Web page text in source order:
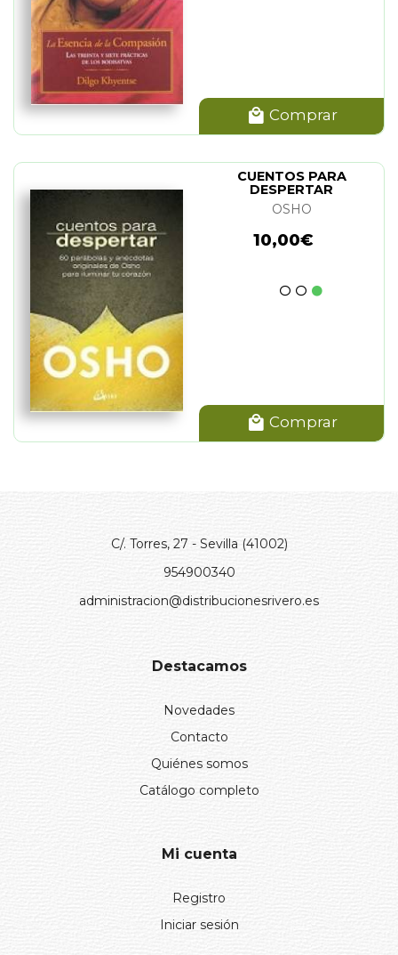
Comprar
CUENTOS PARA
DESPERTAR
OSHO
10,00€
Comprar
C/. Torres, 27 - Sevilla (41002)
954900340
administracion@distribucionesrivero.es
Destacamos
Novedades
Contacto
Quiénes somos
Catálogo completo
Mi cuenta
Registro
Iniciar sesión